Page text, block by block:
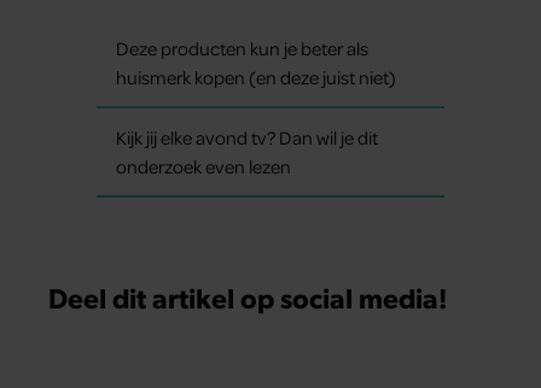
Deze producten kun je beter als
huismerk kopen (en deze juist niet)
Kijk jij elke avond tv? Dan wil je dit
onderzoek even lezen
Deel dit artikel op social media!